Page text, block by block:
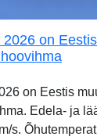
on
on Eestis
Edela- ja
s.